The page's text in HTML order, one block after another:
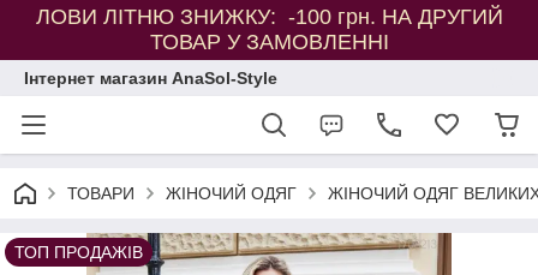
ЛОВИ ЛІТНЮ ЗНИЖКУ: -100 грн. НА ДРУГИЙ
ТОВАР У ЗАМОВЛЕННІ
Інтернет магазин AnaSol-Style
ТОВАРИ ЖІНОЧИЙ ОДЯГ ЖІНОЧИЙ ОДЯГ ВЕЛИКИХ
ТОП ПРОДАЖІВ